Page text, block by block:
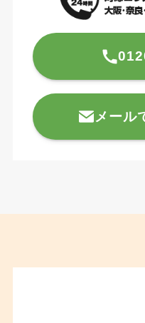
メール